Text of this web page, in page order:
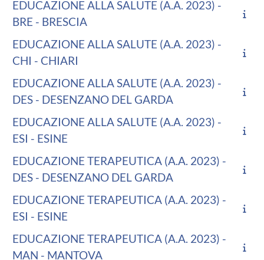
EDUCAZIONE ALLA SALUTE (A.A. 2023) -
BRE - BRESCIA
EDUCAZIONE ALLA SALUTE (A.A. 2023) -
CHI - CHIARI
EDUCAZIONE ALLA SALUTE (A.A. 2023) -
DES - DESENZANO DEL GARDA
EDUCAZIONE ALLA SALUTE (A.A. 2023) -
ESI - ESINE
EDUCAZIONE TERAPEUTICA (A.A. 2023) -
DES - DESENZANO DEL GARDA
EDUCAZIONE TERAPEUTICA (A.A. 2023) -
ESI - ESINE
EDUCAZIONE TERAPEUTICA (A.A. 2023) -
MAN - MANTOVA